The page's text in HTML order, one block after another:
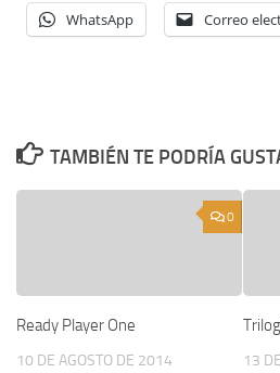
WhatsApp Correo
TAMBIÉN TE PODRÍA
0
Ready Player One
10 DE AGOSTO DE 2014 13